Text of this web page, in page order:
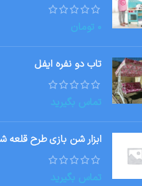
۰ تومان
تاب دو نفره ایفل
تماس بگیرید
ابزار شن بازی طرح قلعه
تماس بگیرید